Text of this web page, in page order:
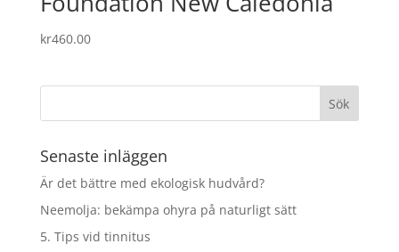
kr460.00
Senaste inläggen
Är det bättre med ekologisk hudvård?
Neemolja: bekämpa ohyra på naturligt sätt
5. Tips vid tinnitus